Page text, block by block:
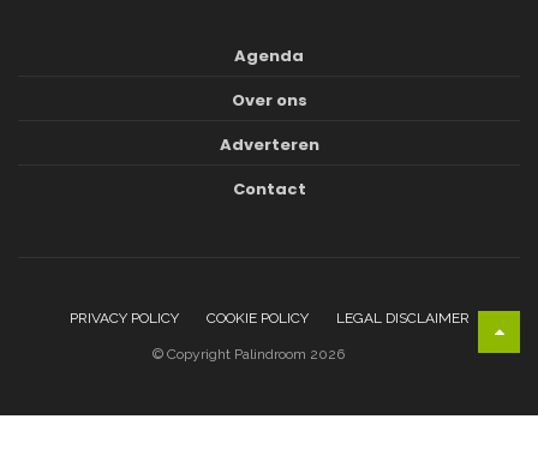
Agenda
Over ons
Adverteren
Contact
PRIVACY POLICY COOKIE POLICY LEGAL DISCLAIMER
© Copyright Palindroom 2026